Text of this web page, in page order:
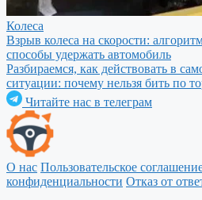
Колеса
Взрыв колеса на скорости:
способы удержать автомобиль
Разбираемся, как действовать в
ситуации: почему нельзя бить по
Читайте нас в телеграм
О нас Пользовательское
конфиденциальности Отказ от